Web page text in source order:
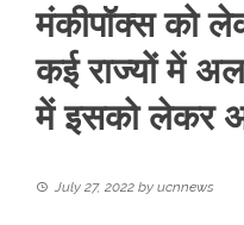
मंकीपॉक्स को
कई राज्यों में
में इसको लेकर
July 27, 2022 by ucnnews